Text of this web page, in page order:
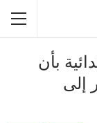
بأن
إلى